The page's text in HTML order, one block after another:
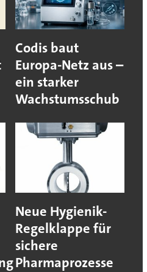
Codis baut
Europa-Netz aus –
ein starker
Wachstumsschub
Neue Hygienik-
Regelklappe für
sichere
Pharmaprozesse